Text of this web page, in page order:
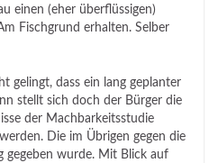
einen (eher überflüssigen)
Fischgrund erhalten. Selber
gelingt, dass ein lang geplanter
stellt sich doch der Bürger die
der Machbarkeitsstudie
Die im Übrigen gegen die
gegeben wurde. Mit Blick auf